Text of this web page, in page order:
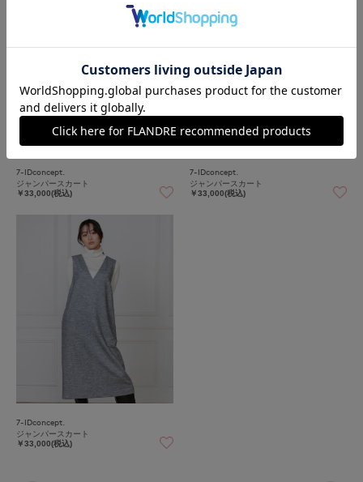
7-IDconcept.
ジャンパースカート
￥33,000(税込)
7-IDconcept.
ジャンパースカート
￥33,000(税込)
7-IDconcept.
ジャンパースカート
￥33,000(税込)